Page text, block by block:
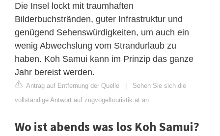
Die Insel lockt mit traumhaften
Bilderbuchstränden, guter Infrastruktur und
genügend Sehenswürdigkeiten, um auch ein
wenig Abwechslung vom Strandurlaub zu
haben. Koh Samui kann im Prinzip das ganze
Jahr bereist werden.
Antrag auf Entfernung der Quelle | Sehen Sie sich die
vollständige Antwort auf zugvogeltouristik.at an
Wo ist abends was los Koh Samui?